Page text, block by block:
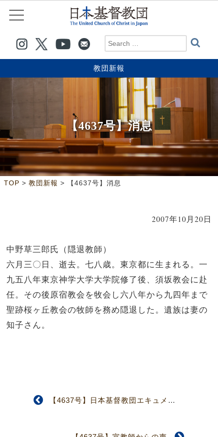
教団新報
【4637号】消息
TOP > 教団新報 > 【4637号】消息
2007年10月20日
中野草三郎氏（隠退教師）
六月三〇日、逝去。七八歳。東京都に生まれる。一
九五八年東京神学大学大学院修了後、須坂教会に赴
任。その後原宿教会を牧会し六八年から九四年まで
聖跡桜ヶ丘教会の牧師を務め隠退した。遺族は妻の
知子さん。
【4637号】日本基督教団エキュメニカル 協力奨学金規定を承認 第２回国際関係委員会